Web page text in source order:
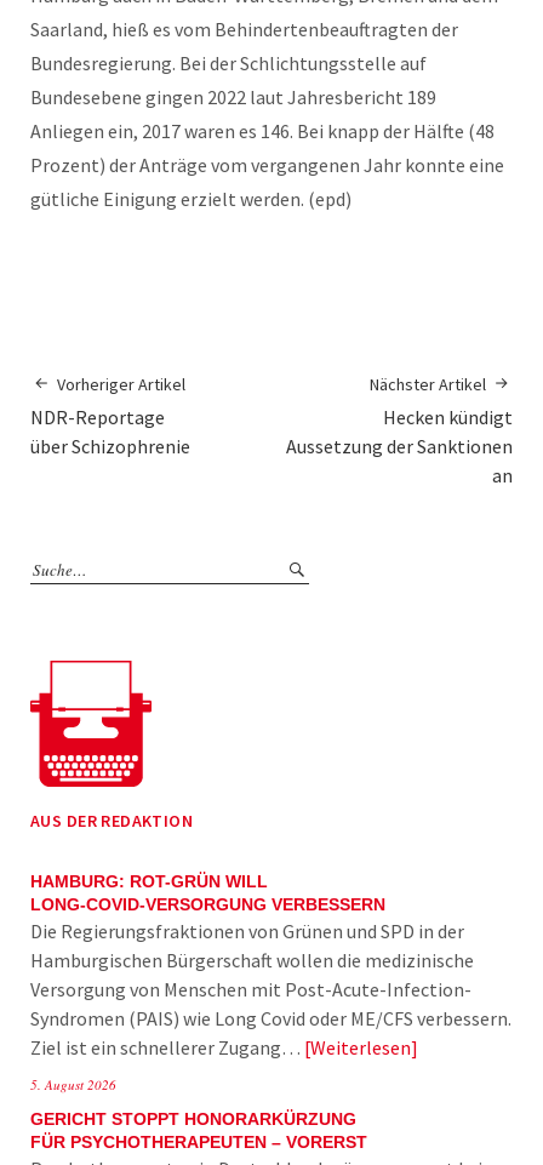
Saarland, hieß es vom Behindertenbeauftragten der
Bundesregierung. Bei der Schlichtungsstelle auf
Bundesebene gingen 2022 laut Jahresbericht 189
Anliegen ein, 2017 waren es 146. Bei knapp der Hälfte (48
Prozent) der Anträge vom vergangenen Jahr konnte eine
gütliche Einigung erzielt werden. (epd)
Vorheriger Artikel
NDR-Reportage
über Schizophrenie
Nächster Artikel
Hecken kündigt
Aussetzung der Sanktionen
an
AUS DER REDAKTION
HAMBURG: ROT-GRÜN WILL
LONG-COVID-VERSORGUNG VERBESSERN
Die Regierungsfraktionen von Grünen und SPD in der
Hamburgischen Bürgerschaft wollen die medizinische
Versorgung von Menschen mit Post-Acute-Infection-
Syndromen (PAIS) wie Long Covid oder ME/CFS verbessern.
Ziel ist ein schnellerer Zugang… Weiterlesen
5. August 2026
GERICHT STOPPT HONORARKÜRZUNG
FÜR PSYCHOTHERAPEUTEN – VORERST